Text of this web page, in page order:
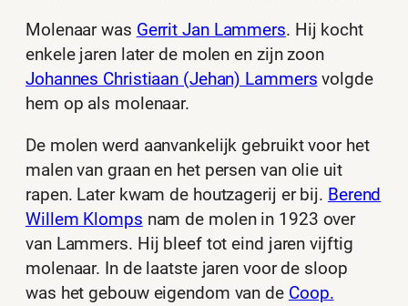
Molenaar was Gerrit Jan Lammers. Hij kocht
enkele jaren later de molen en zijn zoon
Johannes Christiaan (Jehan) Lammers volgde
hem op als molenaar.
De molen werd aanvankelijk gebruikt voor het
malen van graan en het persen van olie uit
rapen. Later kwam de houtzagerij er bij. Berend
Willem Klomps nam de molen in 1923 over
van Lammers. Hij bleef tot eind jaren vijftig
molenaar. In de laatste jaren voor de sloop
was het gebouw eigendom van de Coop.